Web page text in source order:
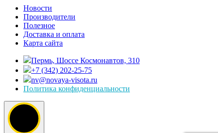
Новости
Производители
Полезное
Доставка и оплата
Карта сайта
Пермь, Шоссе Космонавтов, 310
+7 (342) 202-25-75
nv@novaya-visota.ru
Политика конфиденциальности